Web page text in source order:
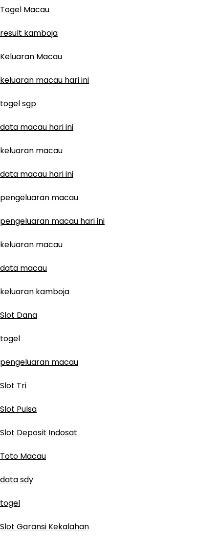
Togel Macau
result kamboja
Keluaran Macau
keluaran macau hari ini
togel sgp
data macau hari ini
keluaran macau
data macau hari ini
pengeluaran macau
pengeluaran macau hari ini
keluaran macau
data macau
keluaran kamboja
Slot Dana
togel
pengeluaran macau
Slot Tri
Slot Pulsa
Slot Deposit Indosat
Toto Macau
data sdy
togel
Slot Garansi Kekalahan